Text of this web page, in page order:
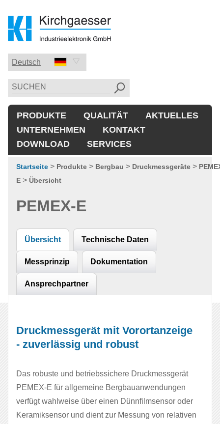
Deutsch
Deutsch
English
中国的
PRODUKTE QUALITÄT
AKTUELLES
UNTERNEHMEN
KONTAKT
DOWNLOAD
SERVICES
Startseite > Produkte > Bergbau > Druckmessgeräte >
E > Übersicht
PEMEX-E
Übersicht Technische Daten
Messprinzip Dokumentation
Ansprechpartner
Druckmessgerät mit Vorortanzeige
- zuverlässig und robust
Das robuste und betriebssichere Druckmessgerät
PEMEX‑E für allgemeine Bergbauanwendungen
verfügt wahlweise über einen Dünnfilmsensor oder
Keramiksensor und dient zur Messung von relativen